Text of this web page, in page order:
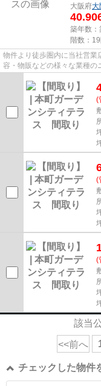
大阪府大
築年数：
階数：
物件より徒歩圏内に当社営業
容・物販などの様々な業種の
尚、弊社ではおとり広告は一
(
(
(
該当
<<前へ
チェックした物件